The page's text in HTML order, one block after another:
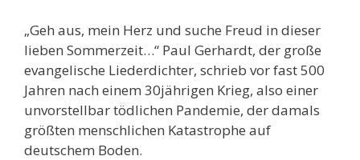
„Geh aus, mein Herz und suche Freud in dieser
lieben Sommerzeit…“ Paul Gerhardt, der große
evangelische Liederdichter, schrieb vor fast 500
Jahren nach einem 30jährigen Krieg, also einer
unvorstellbar tödlichen Pandemie, der damals
größten menschlichen Katastrophe auf
deutschem Boden.